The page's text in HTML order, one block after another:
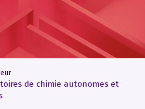
de chimie autonomes et